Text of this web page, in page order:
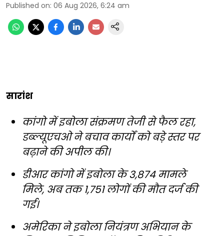
Published on: 06 Aug 2026, 6:24 am
सारांश
कांगो में इबोला संक्रमण तेजी से फैल रहा,
डब्ल्यूएचओ ने बचाव कार्यों को बड़े स्तर पर
बढ़ाने की अपील की।
डीआर कांगो में इबोला के 3,874 मामले
मिले, अब तक 1,751 लोगों की मौत दर्ज की
गई।
अमेरिका ने इबोला नियंत्रण अभियान के